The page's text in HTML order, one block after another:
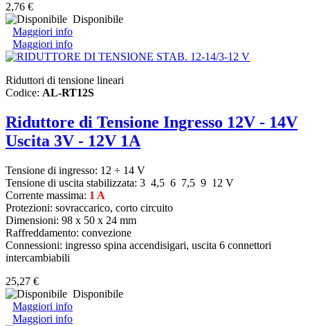
2,76 €
Disponibile
Maggiori info
Maggiori info
Riduttori di tensione lineari
Codice: AL-RT12S
Riduttore di Tensione Ingresso 12V - 14V
Uscita 3V - 12V 1A
Tensione di ingresso: 12 ÷ 14 V
Tensione di uscita stabilizzata: 3 4,5 6 7,5 9 12 V
Corrente massima: 1 A
Protezioni: sovraccarico, corto circuito
Dimensioni: 98 x 50 x 24 mm
Raffreddamento: convezione
Connessioni: ingresso spina accendisigari, uscita 6 connettori
intercambiabili
25,27 €
Disponibile
Maggiori info
Maggiori info